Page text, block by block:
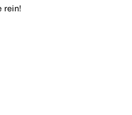
rein!